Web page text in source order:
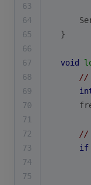
63
64
65
}
66
67
void
68
//
69
70
71
72
//
73
if
74
75